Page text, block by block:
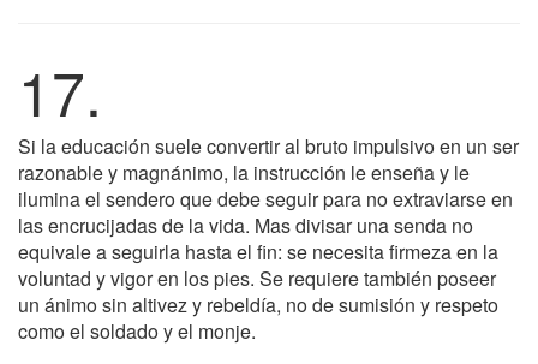
17.
Si la educación suele convertir al bruto impulsivo en un ser
razonable y magnánimo, la instrucción le enseña y le
ilumina el sendero que debe seguir para no extraviarse en
las encrucijadas de la vida. Mas divisar una senda no
equivale a seguirla hasta el fin: se necesita firmeza en la
voluntad y vigor en los pies. Se requiere también poseer
un ánimo sin altivez y rebeldía, no de sumisión y respeto
como el soldado y el monje.